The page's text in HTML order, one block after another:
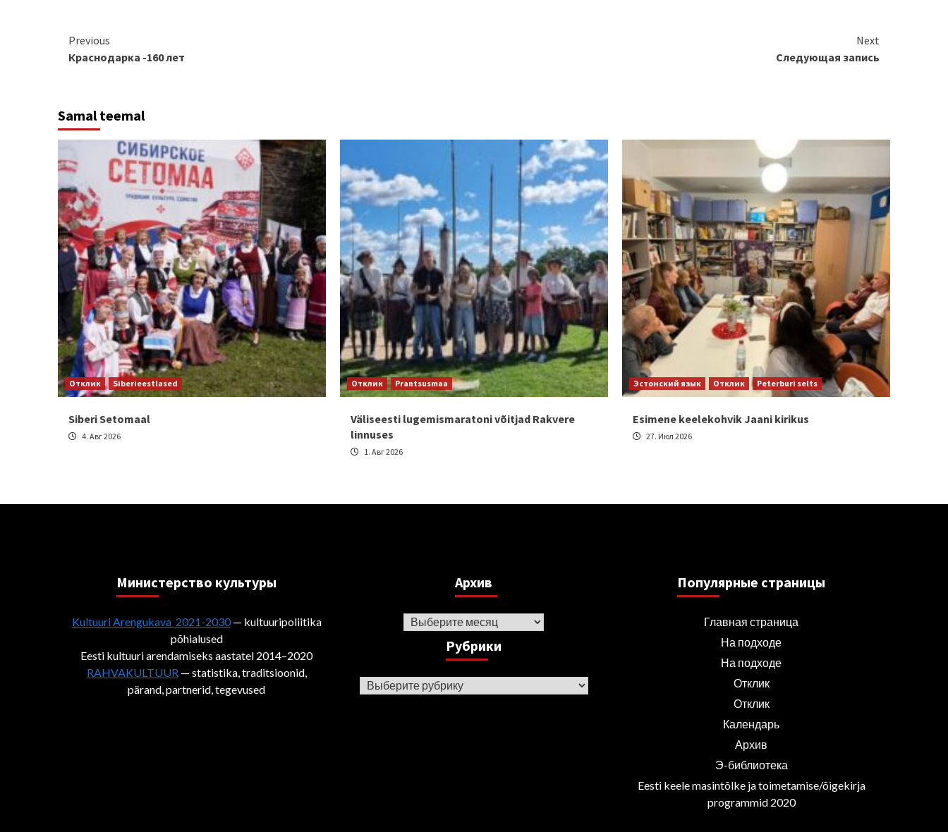
Continue
Reading
Previous
Краснодарка -160 лет
Next
Следующая запись
Samal teemal
Отклик Siberieestlased
Siberi Setomaal
4. Авг 2026
Отклик Prantsusmaa
Väliseesti lugemismaratoni võitjad Rakvere
linnuses
1. Авг 2026
Эстонский язык Отклик Peterburi selts
Esimene keelekohvik Jaani kirikus
27. Июл 2026
Министерствo культуры
Kultuuri Arengukava 2021-2030— kultuuripoliitika
põhialused
Eesti kultuuri arendamiseks aastatel 2014–2020
RAHVAKULTUUR— statistika, traditsioonid,
pärand, partnerid, tegevused
Архив
Архив
Рубрики
Рубрики
Популярные страницы
Главная страница
На подходе
На подходе
Отклик
Отклик
Календарь
Архив
Э-библиотека
Eesti keele masintõlke ja toimetamise/õigekirja
programmid 2020